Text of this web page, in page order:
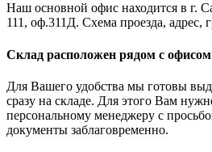
Наш основной офис находится в г.
111, оф.311Д. Схема проезда, адрес,
Склад расположен рядом с
Для Вашего удобства мы готовы
сразу на складе. Для этого Вам
персональному менеджеру с
документы заблаговременно.